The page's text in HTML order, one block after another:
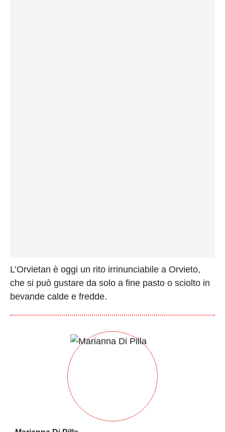
L’Orvietan è oggi un rito irrinunciabile a Orvieto,
che si può gustare da solo a fine pasto o sciolto in
bevande calde e fredde.